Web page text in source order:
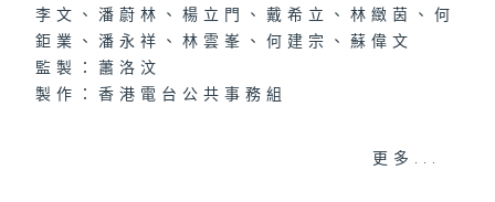
李文、潘蔚林、楊立門、戴希立、林緻茵、何
鉅業、潘永祥、林雲峯、何建宗、蘇偉文
監製：蕭洛汶
製作：香港電台公共事務組
更多...